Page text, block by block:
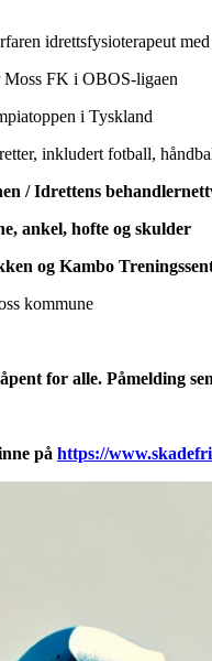
idrettsfysioterapeut
FK i OBOS-ligaen
i Tyskland
inkludert fotball,
/ Idrettens
ankel, hofte og skulder
og Kambo
kommune
for alle. Påmelding
på https://